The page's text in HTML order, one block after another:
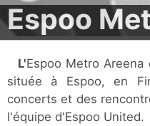
Espoo
L'Espoo Metro Areena est une salle multi-fonctions
située à Espoo, en
concerts et des
l'équipe d'Espoo United.